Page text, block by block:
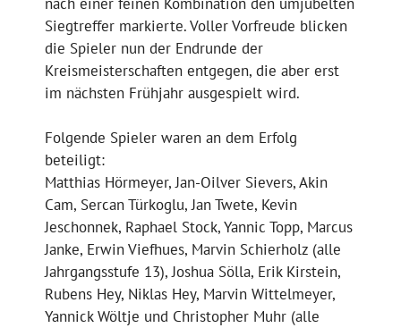
Siegtreffer markierte. Voller Vorfreude blicken
die Spieler nun der Endrunde der
Kreismeisterschaften entgegen, die aber erst
im nächsten Frühjahr ausgespielt wird.
Folgende Spieler waren an dem Erfolg
beteiligt:
Matthias Hörmeyer, Jan-Oilver Sievers, Akin
Cam, Sercan Türkoglu, Jan Twete, Kevin
Jeschonnek, Raphael Stock, Yannic Topp, Marcus
Janke, Erwin Viefhues, Marvin Schierholz (alle
Jahrgangsstufe 13), Joshua Sölla, Erik Kirstein,
Rubens Hey, Niklas Hey, Marvin Wittelmeyer,
Yannick Wöltje und Christopher Muhr (alle